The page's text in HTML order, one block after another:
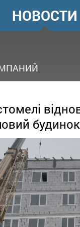
ГОЛОВНЕ
МЕНЮ
НОВОСТИ
будинок